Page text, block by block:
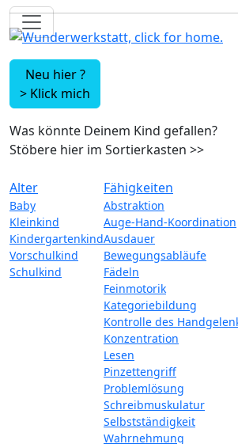
Neu hier ?
> Klick mich
Was könnte Deinem Kind gefallen?
Stöbere hier im Sortierkasten >>
Alter
Baby
Kleinkind
Kindergartenkind
Vorschulkind
Schulkind
Fähigkeiten
Abstraktion
Auge-Hand-Koordination
Ausdauer
Bewegungsabläufe
Fädeln
Feinmotorik
Kategoriebildung
Kontrolle des
Konzentration
Lesen
Pinzettengriff
Problemlösung
Schreibmuskulatur
Selbstständigkeit
Wahrnehmung